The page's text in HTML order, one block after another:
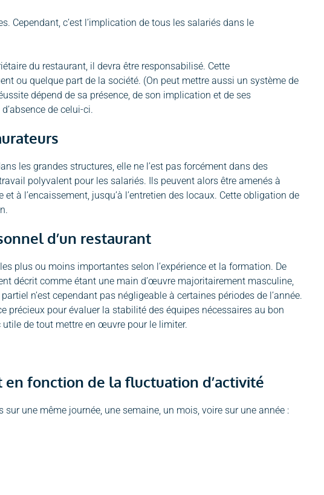
Cependant, c’est l’implication de tous les salariés dans le
du restaurant, il devra être responsabilisé. Cette
ou quelque part de la société. (On peut mettre aussi un système de
dépend de sa présence, de son implication et de ses
de celui-ci.
les grandes structures, elle ne l’est pas forcément dans des
polyvalent pour les salariés. Ils peuvent alors être amenés à
à l’encaissement, jusqu’à l’entretien des locaux. Cette obligation de
d’un restaurant
plus ou moins importantes selon l’expérience et la formation. De
décrit comme étant une main d’œuvre majoritairement masculine,
n’est cependant pas négligeable à certaines périodes de l’année.
précieux pour évaluer la stabilité des équipes nécessaires au bon
de tout mettre en œuvre pour le limiter.
fonction de la fluctuation d’activité
une même journée, une semaine, un mois, voire sur une année :